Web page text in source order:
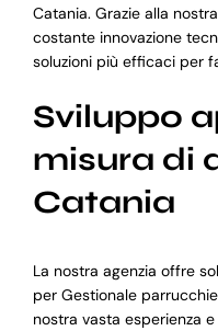
Catania. Grazie alla
costante innovazione
soluzioni più efficaci per
Sviluppo
misura di
Catania
La nostra agenzia offre
per Gestionale
nostra vasta esperienza